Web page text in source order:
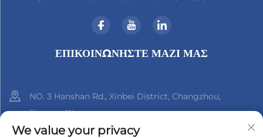
ΕΠΙΚΟΙΝΩΝΉΣΤΕ ΜΑΖΊ ΜΑΣ
NO. 3 Hanshan Rd., Xinbei District, Changzhou,
Jiangsu, Κίνα
We value your privacy